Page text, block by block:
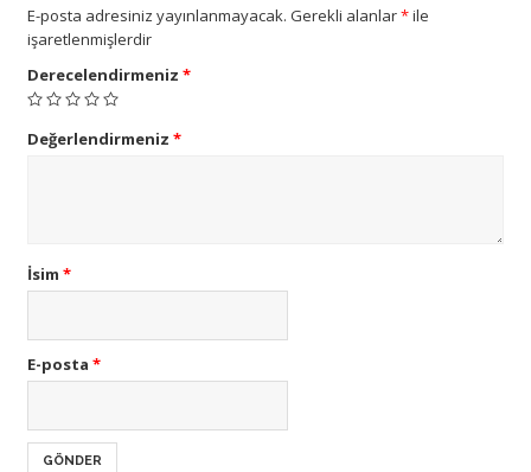
E-posta adresiniz yayınlanmayacak. Gerekli alanlar*ile
işaretlenmişlerdir
Derecelendirmeniz *
Değerlendirmeniz *
İsim *
E-posta *